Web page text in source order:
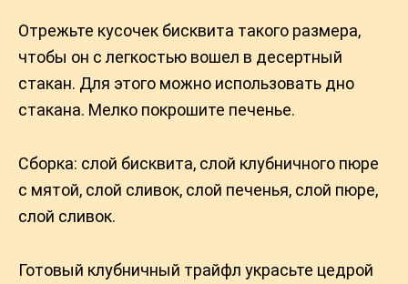
Отрежьте кусочек бисквита такого размера,
чтобы он с легкостью вошел в десертный
стакан. Для этого можно использовать дно
стакана. Мелко покрошите печенье.
Сборка: слой бисквита, слой клубничного пюре
с мятой, слой сливок, слой печенья, слой пюре,
слой сливок.
Готовый клубничный трайфл украсьте цедрой